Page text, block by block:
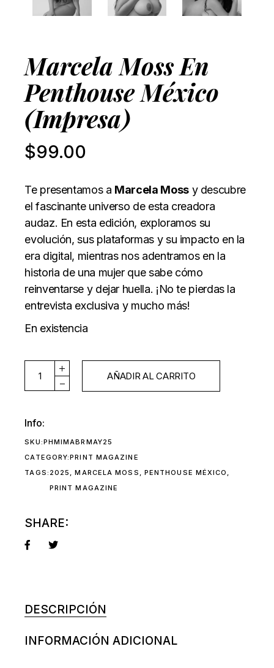
Marcela Moss En
Penthouse México
(impresa)
$99.00
Te presentamos a Marcela Mossy descubre
el fascinante universo de esta creadora
audaz. En esta edición, exploramos su
evolución, sus plataformas y su impacto en la
era digital, mientras nos adentramos en la
historia de una mujer que sabe cómo
reinventarse y dejar huella. ¡No te pierdas la
entrevista exclusiva y mucho más!
En existencia
Marcela Moss en Penthouse México (impresa)
AÑADIR AL CARRITO
Info:
SKU:PHMIMABRMAY25
CATEGORY:PRINT MAGAZINE
TAGS: 2025 ,MARCELA MOSS , PENTHOUSE MÉXICO ,
PRINT MAGAZINE
SHARE:
DESCRIPCIÓN
INFORMACIÓN ADICIONAL